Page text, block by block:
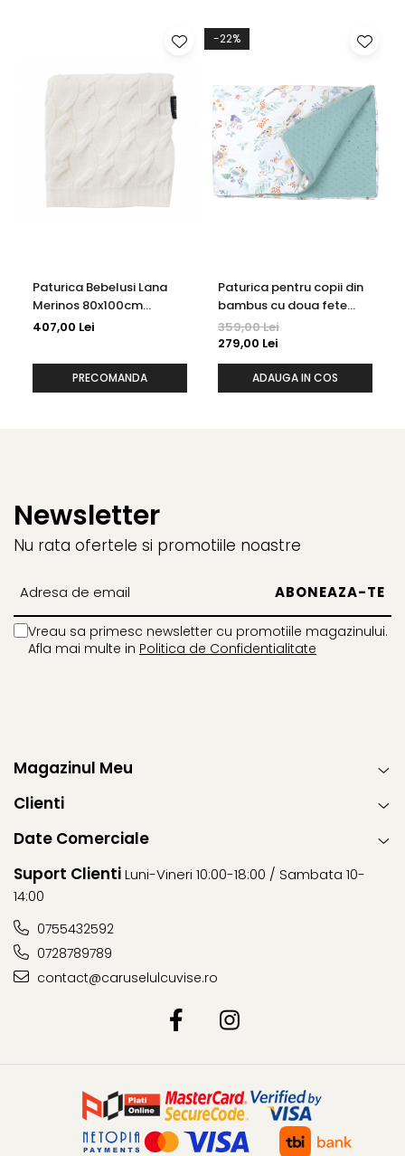
Paturica Bebelusi Lana
Merinos 80x100cm
Lullalove Coconut
407,00 Lei
PRECOMANDA
-22%
Paturica pentru copii din
bambus cu doua fete
Amy Bamboo Pasari Mint,
100x140cm
359,00 Lei
279,00 Lei
ADAUGA IN COS
Newsletter
Nu rata ofertele si promotiile noastre
Vreau sa primesc newsletter cu promotiile magazinului.
Afla mai multe in Politica de Confidentialitate
Magazinul Meu
Clienti
Date Comerciale
Suport ClientiLuni-Vineri 10:00-18:00 / Sambata 10-
14:00
0755432592
0728789789
contact@caruselulcuvise.ro